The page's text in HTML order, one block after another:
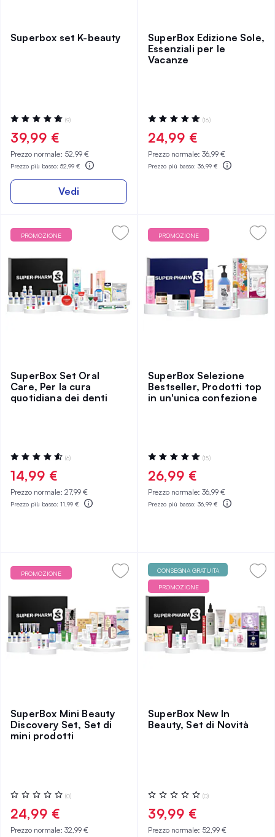
Superbox set K-beauty
Valutazione:
100%
(9)
39,99 €
Prezzo normale: 52,99 €
Prezzo più basso: 52,99 €
Vedi
SuperBox Edizione Sole,
Essenziali per le
Vacanze
Valutazione:
100%
(16)
24,99 €
Prezzo normale: 36,99 €
Prezzo più basso: 36,99 €
PROMOZIONE
SuperBox Set Oral
Care, Per la cura
quotidiana dei denti
Valutazione:
93%
(6)
14,99 €
Prezzo normale: 27,99 €
Prezzo più basso: 11,99 €
PROMOZIONE
SuperBox Selezione
Bestseller, Prodotti top
in un'unica confezione
Valutazione:
100%
(15)
26,99 €
Prezzo normale: 36,99 €
Prezzo più basso: 36,99 €
PROMOZIONE
SuperBox Mini Beauty
Discovery Set, Set di
mini prodotti
Valutazione:
0%
(0)
24,99 €
Prezzo normale: 32,99 €
CONSEGNA GRATUITA
PROMOZIONE
SuperBox New In
Beauty, Set di Novità
Valutazione:
0%
(0)
39,99 €
Prezzo normale: 52,99 €